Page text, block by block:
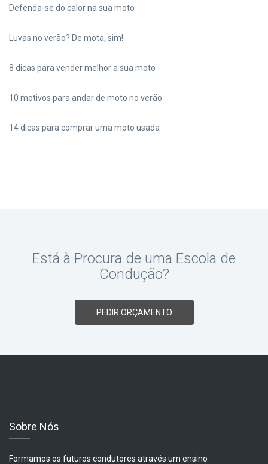
Defenda-se do calor na sua moto
Luvas no verão? De mota, sim!
8 dicas para vender melhor a sua moto
10 motivos para andar de moto no verão
14 dicas para comprar uma moto usada
Está à Procura de uma Escola de
Condução?
PEDIR ORÇAMENTO
Sobre Nós
Formamos os futuros condutores através um ensino